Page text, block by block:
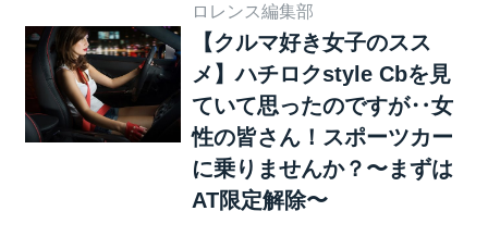
タッフのイメージキャラを務
めるなど、おしゃれ番長のベ
ッカム。選ぶバイクもクール
かつ渋すぎます。 バイク好き
のベッカム。CONFEDERATE
MOTORCYCLEのF131 Hellcat
Combatも所有しています。お
ロレンス編集部
【クルマ好き女子のスス
メ】ハチロクstyle Cbを見
ていて思ったのですが‥女
性の皆さん！スポーツカー
に乗りませんか？〜まずは
AT限定解除〜